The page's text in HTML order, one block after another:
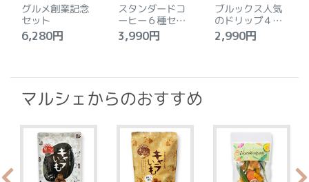
グルメ創業記念
セット
6,280円
スタンダードコ
ーヒー６種セッ
ト
3,990円
ブルックス人気
のドリップ４種
セット
2,990円
マルシェからのおすすめ